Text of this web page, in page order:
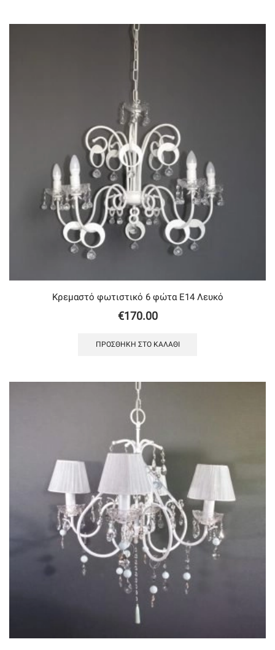
Κρεμαστό φωτιστικό 6 φώτα Ε14 Λευκό
€170.00
ΠΡΟΣΘΉΚΗ ΣΤΟ ΚΑΛΆΘΙ